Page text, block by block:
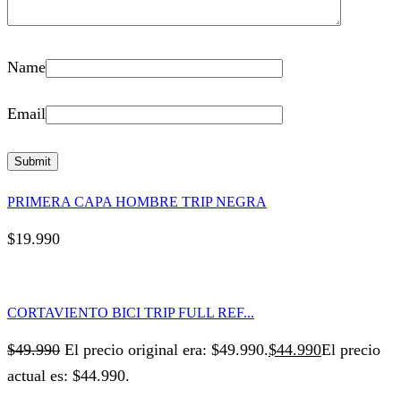
Name
Email
PRIMERA CAPA HOMBRE TRIP NEGRA
$19.990
CORTAVIENTO BICI TRIP FULL REF...
$49.990 El precio original era: $49.990.$44.990El precio
actual es: $44.990.